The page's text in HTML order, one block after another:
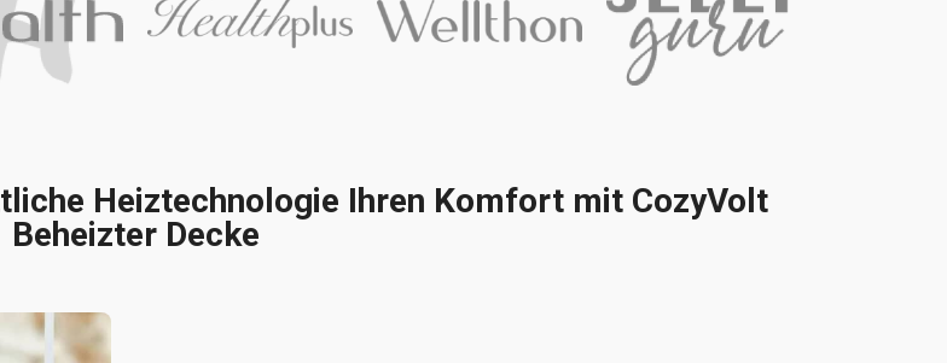
Heiztechnologie Ihren Komfort mit CozyVolt
Beheizter Decke